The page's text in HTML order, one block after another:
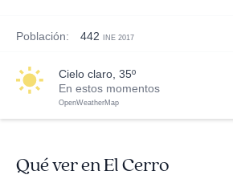
Población: 442 INE 2017
cielo claro, 35º
En estos momentos
OpenWeatherMap
Qué ver en El Cerro